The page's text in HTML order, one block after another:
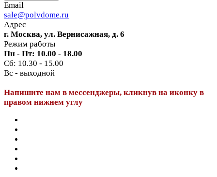
Email
sale@polvdome.ru
Адрес
г. Москва, ул. Вернисажная, д. 6
Режим работы
Пн - Пт: 10.00 - 18.00
Сб: 10.30 - 15.00
Вс - выходной
Напишите нам в мессенджеры, кликнув на иконку в
правом нижнем углу